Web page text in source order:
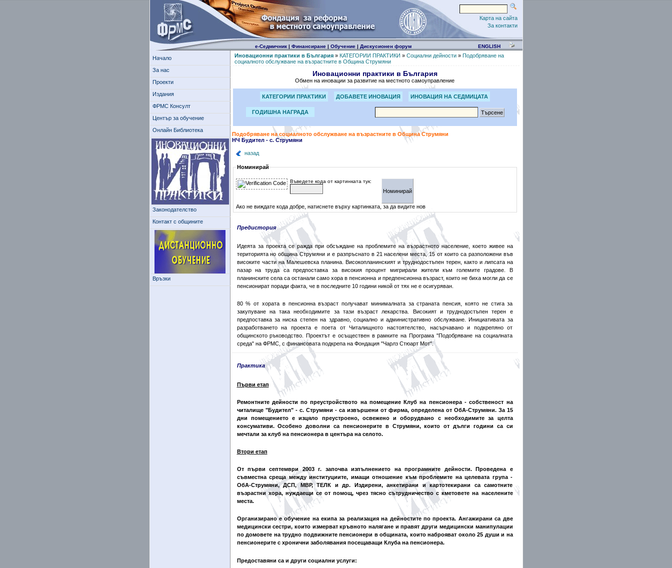
Карта на сайта
За контакти
е-Седмичник| Финансиране| Обучение| Дискусионен форум ENGLISH
Начало
За нас
Проекти
Издания
ФРМС Консулт
Център за обучение
Онлайн Библиотека
Законодателство
Контакт с общините
Връзки
Иновационни практики в България» КАТЕГОРИИ ПРАКТИКИ » Социални дейности» Подобряване на
социалното обслужване на възрастните в Община Струмяни
Иновационни практики в България
Обмен на иновации за развитие на местното самоуправление
КАТЕГОРИИ ПРАКТИКИ ДОБАВЕТЕ ИНОВАЦИЯ ИНОВАЦИЯ НА СЕДМИЦАТА
ГОДИШНА НАГРАДА
Подобряване на социалното обслужване на възрастните в Община Струмяни
НЧ Будител - с. Струмяни
назад
Номинирай
Въведете кода от картинката тук:
Ако не виждате кода добре, натиснете върху картинката, за да видите нов
Предистория
Идеята за проекта се ражда при обсъждане на проблемите на възрастното население, което живее на
територията но община Струмяни и е разпръснато в 21 населени места, 15 от които са разположени във
високите части на Малешевска планина. Високопланинският и труднодостъпен терен, както и липсата на
пазар на труда са предпоставка за високия процент мигрирали жители към големите градове. В
планинските села са останали само хора в пенсионна и предпенсионна възраст, които не биха могли да се
пенсионират поради факта, че в последните 10 години никой от тях не е осигуряван.
80 % от хората в пенсионна възраст получават минималната за страната пенсия, която не стига за
закупуване на така необходимите за тази възраст лекарства. Високият и труднодостъпен терен е
предпоставка за ниска степен на здравно, социално и административно обслужване. Инициативата за
разработването на проекта е поета от Читалищното настоятелство, насърчавано и подкрепяно от
общинското ръководство. Проектът е осъществен в рамките на Програма "Подобряване на социалната
среда" на ФРМС, с финансовата подкрепа на Фондация "Чарлз Стюарт Мот".
Практика
Първи етап
Ремонтните дейности по преустройството на помещение Клуб на пенсионера - собственост на
читалище "Будител" - с. Струмяни - са извършени от фирма, определена от ОбА-Струмяни. За 15
дни помещението е изцяло преустроено, освежено и оборудвано с необходимите за целта
консумативи. Особено доволни са пенсионерите в Струмяни, които от дълги години са си
мечтали за клуб на пенсионера в центъра на селото.
Втори етап
От първи септември 2003 г. започва изпълнението на програмните дейности. Проведена е
съвместна среща между институциите, имащи отношение към проблемите на целевата група -
ОбА-Струмяни, ДСП, МВР, ТЕЛК и др. Издирени, анкетирани и картотекирани са самотните
възрастни хора, нуждаещи се от помощ, чрез тясно сътрудничество с кметовете на населените
места.
Организирано е обучение на екипа за реализация на дейностите по проекта. Ангажирани са две
медицински сестри, които измерват кръвното налягане и правят други медицински манипулации
по домовете на трудно подвижните пенсионери в общината, които наброяват около 25 души и на
пенсионерите с хронични заболявания посещаващи Клуба на пенсионера.
Предоставяни са и други социални услуги: